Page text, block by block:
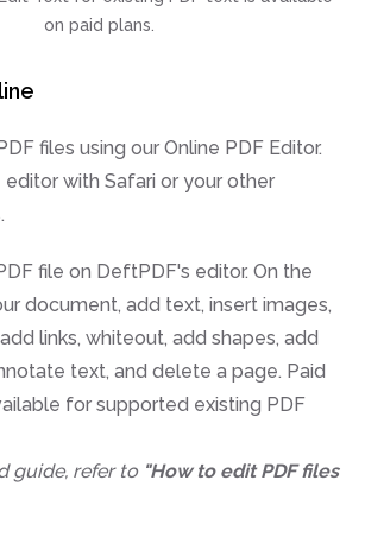
on paid plans.
files using our Online PDF Editor.
with Safari or your other
file on DeftPDF's editor. On the
document, add text, insert images,
links, whiteout, add shapes, add
text, and delete a page. Paid
for supported existing PDF
guide, refer to "How to edit PDF files